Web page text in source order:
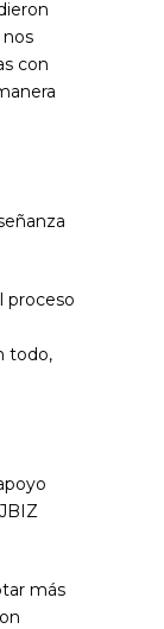
con
proceso
todo,
más